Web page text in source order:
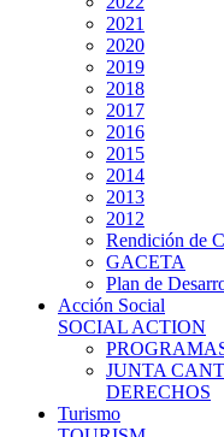
2021
2020
2019
2018
2017
2016
2015
2014
2013
2012
Rendición de
GACETA
Plan de
Acción Social
SOCIAL ACTION
JUNTA
DERECHOS
Turismo